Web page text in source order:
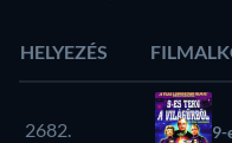
HELYEZÉS
2682. 9-